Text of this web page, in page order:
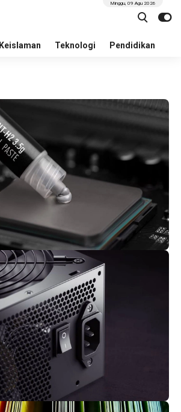
Keislaman Teknologi Pendidikan
Minggu, 09 Agu 2026